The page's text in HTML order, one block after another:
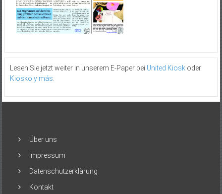
Lesen Sie jetzt weiter in unserem E-Paper bei United Kioskoder
Kiosko y más.
Über uns
Impressum
Datenschutzerklärung
Kontakt